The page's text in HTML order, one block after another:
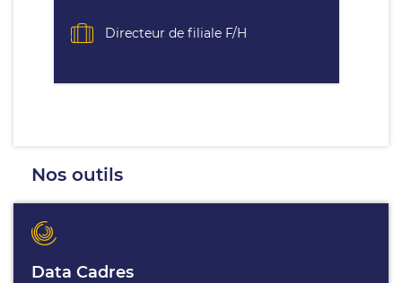
Directeur de filiale F/H
Nos outils
Data Cadres